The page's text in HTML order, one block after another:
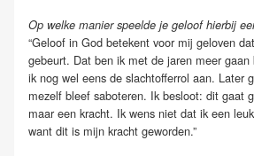
Op welke manier speelde je geloof hierbij
“Geloof in God betekent voor mij geloven
gebeurt. Dat ben ik met de jaren meer
ik nog wel eens de slachtofferrol aan. Later
mezelf bleef saboteren. Ik besloot: dit gaat
maar een kracht. Ik wens niet dat ik een
want dit is mijn kracht geworden.”